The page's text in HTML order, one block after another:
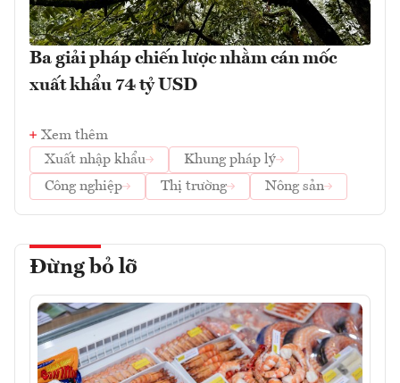
Ba giải pháp chiến lược nhằm cán mốc
xuất khẩu 74 tỷ USD
Xem thêm
Xuất nhập khẩu
Khung pháp lý
Công nghiệp
Thị trường Nông sản
Đừng bỏ lỡ